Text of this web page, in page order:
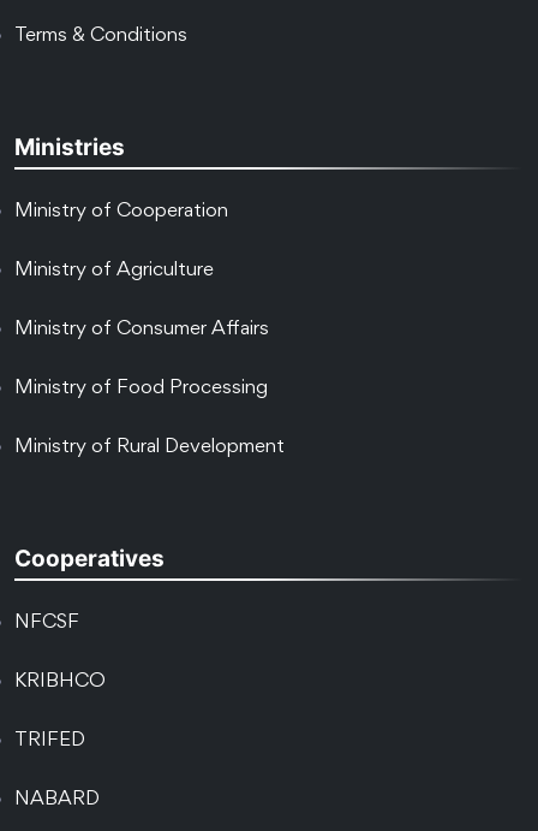
Terms & Conditions
Ministries
Ministry of Cooperation
Ministry of Agriculture
Ministry of Consumer Affairs
Ministry of Food Processing
Ministry of Rural Development
Cooperatives
NFCSF
KRIBHCO
TRIFED
NABARD